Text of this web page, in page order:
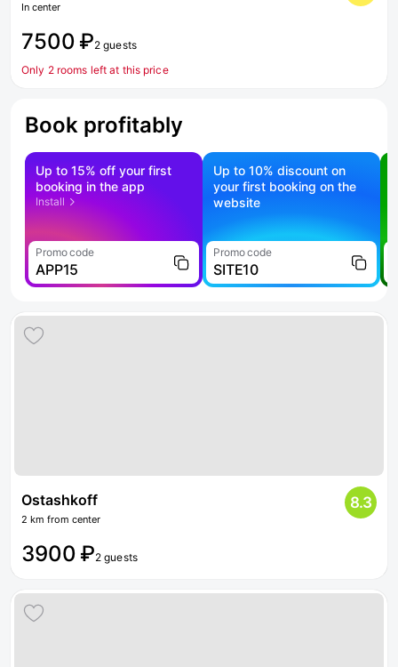
In center
7500 ₽2 guests
Only 2 rooms left at this price
Book profitably
Up to 15% off your first
booking in the app
Install
Promo code
APP15
Up to 10% discount on
your first booking on the
website
Promo code
SITE10
Ostashkoff
2 km from center
8.3
3900 ₽2 guests